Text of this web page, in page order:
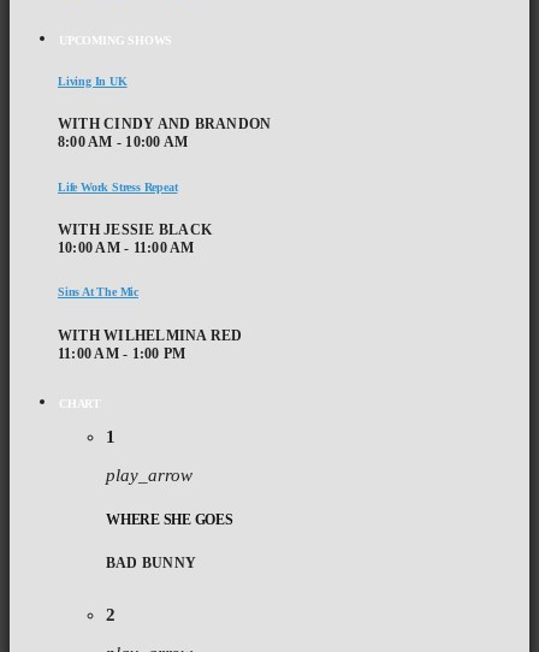
UPCOMING SHOWS
Living In UK
WITH CINDY AND BRANDON
8:00 AM - 10:00 AM
Life Work Stress Repeat
WITH JESSIE BLACK
10:00 AM - 11:00 AM
Sins At The Mic
WITH WILHELMINA RED
11:00 AM - 1:00 PM
CHART
1
play_arrow
WHERE SHE GOES
BAD BUNNY
2